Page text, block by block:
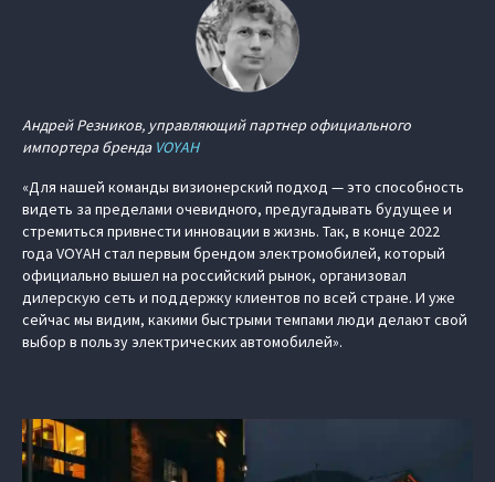
Андрей Резников, управляющий партнер официального
импортера бренда VOYAH
«Для нашей команды визионерский подход — это способность
видеть за пределами очевидного, предугадывать будущее и
стремиться привнести инновации в жизнь. Так, в конце 2022
года VOYAH стал первым брендом электромобилей, который
официально вышел на российский рынок, организовал
дилерскую сеть и поддержку клиентов по всей стране. И уже
сейчас мы видим, какими быстрыми темпами люди делают свой
выбор в пользу электрических автомобилей».